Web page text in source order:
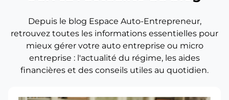
Depuis le blog Espace Auto-Entrepreneur,
retrouvez toutes les informations essentielles pour
mieux gérer votre auto entreprise ou micro
entreprise : l'actualité du régime, les aides
financières et des conseils utiles au quotidien.